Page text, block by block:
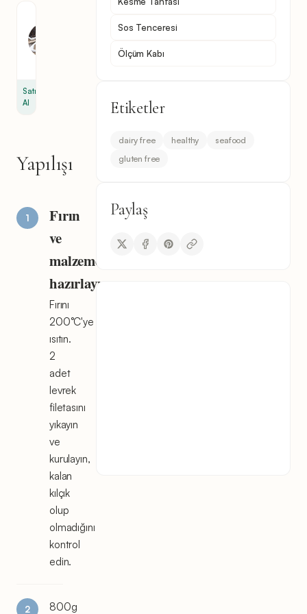
Satın
Al
Yapılışı
Fırın
ve
malzemeleri
hazırlayın
Fırını
200°C'ye
ısıtın.
2
adet
levrek
filetasını
yıkayın
ve
kurulayın,
kalan
kılçık
olup
olmadığını
kontrol
edin.
800g
Sos Tenceresi
Ölçüm Kabı
Etiketler
dairy free healthy
seafood
gluten free
Paylaş